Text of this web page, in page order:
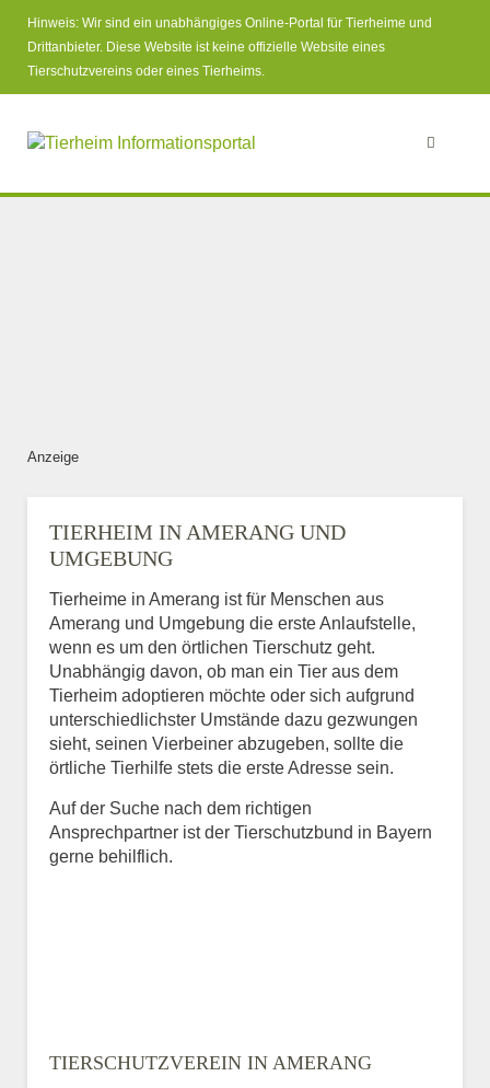
Hinweis: Wir sind ein unabhängiges Online-Portal für Tierheime und
Drittanbieter. Diese Website ist keine offizielle Website eines
Tierschutzvereins oder eines Tierheims.
Anzeige
TIERHEIM IN AMERANG UND
UMGEBUNG
Tierheime in Amerang ist für Menschen aus
Amerang und Umgebung die erste Anlaufstelle,
wenn es um den örtlichen Tierschutz geht.
Unabhängig davon, ob man ein Tier aus dem
Tierheim adoptieren möchte oder sich aufgrund
unterschiedlichster Umstände dazu gezwungen
sieht, seinen Vierbeiner abzugeben, sollte die
örtliche Tierhilfe stets die erste Adresse sein.
Auf der Suche nach dem richtigen
Ansprechpartner ist der Tierschutzbund in Bayern
gerne behilflich.
TIERSCHUTZVEREIN IN AMERANG